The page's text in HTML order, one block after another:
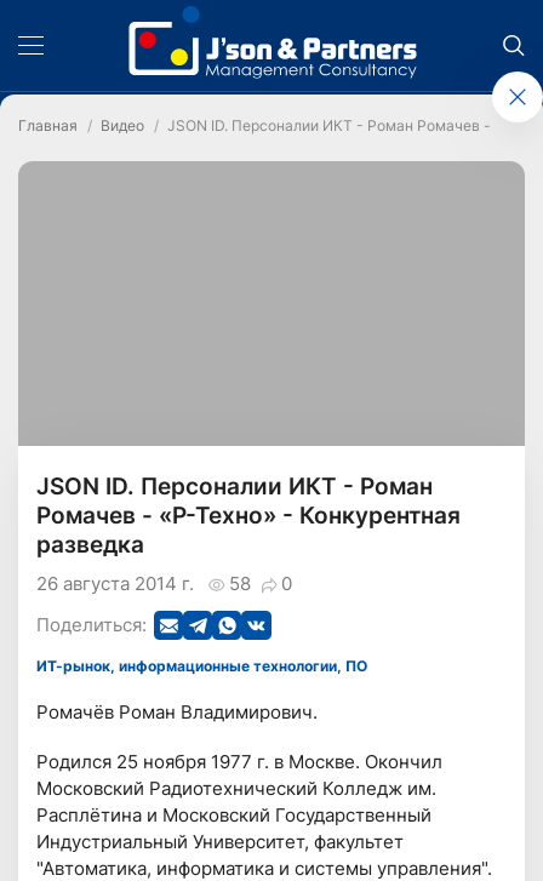
Главная Видео JSON ID. Персоналии ИКТ - Роман Ромачев - «Р-
JSON ID. Персоналии ИКТ - Роман
Ромачев - «Р-Техно» - Конкурентная
разведка
58 0
26 августа 2014 г.
Поделиться:
ИТ-рынок, информационные технологии, ПО
Ромачёв Роман Владимирович.
Родился 25 ноября 1977 г. в Москве. Окончил
Московский Радиотехнический Колледж им.
Расплётина и Московский Государственный
Индустриальный Университет, факультет
"Автоматика, информатика и системы управления".